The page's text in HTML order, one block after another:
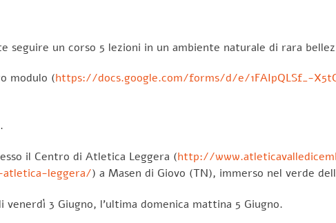
seguire un corso 5 lezioni in un ambiente naturale di rara
modulo (https://docs.google.com/forms/d/e/1FAIpQLSf_-
il Centro di Atletica Leggera (http://
leggera/) a Masen di Giovo (TN), immerso nel verde
3 Giugno, l’ultima domenica mattina 5 Giugno.